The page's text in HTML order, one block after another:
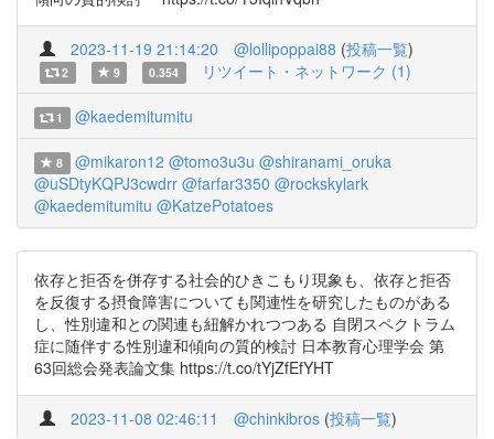
2023-11-19 21:14:20 @lollipoppai88 (投稿一覧)
2 9 0.354 リツイート・ネットワーク (1)
1 @kaedemitumitu
8 @mikaron12 @tomo3u3u @shiranami_oruka
@uSDtyKQPJ3cwdrr @farfar3350 @rockskylark
@kaedemitumitu @KatzePotatoes
依存と拒否を併存する社会的ひきこもり現象も、依存と拒否
を反復する摂食障害についても関連性を研究したものがある
し、性別違和との関連も紐解かれつつある 自閉スペクトラム
症に随伴する性別違和傾向の質的検討 日本教育心理学会 第
63回総会発表論文集 https://t.co/tYjZfEfYHT
2023-11-08 02:46:11 @chinkibros (投稿一覧)